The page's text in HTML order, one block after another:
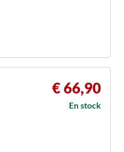
€ 66,90
En stock